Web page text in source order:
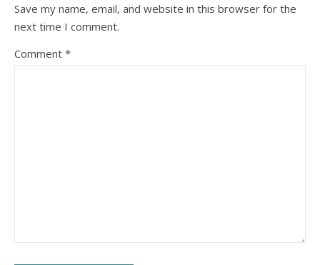
Save my name, email, and website in this browser for the
next time I comment.
Comment *